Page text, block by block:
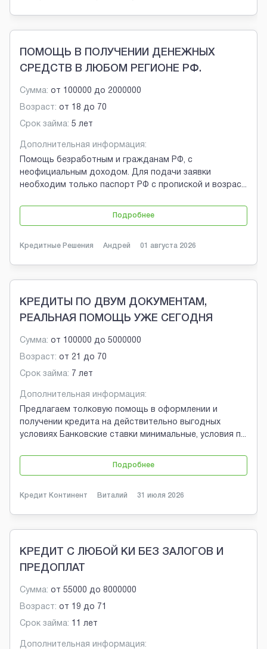
ПОМОЩЬ В ПОЛУЧЕНИИ ДЕНЕЖНЫХ
СРЕДСТВ В ЛЮБОМ РЕГИОНЕ РФ.
Сумма: от 100000 до 2000000
Возраст: от 18 до 70
Срок займа: 5 лет
Дополнительная информация:
Помощь безработным и гражданам РФ, с
неофициальным доходом. Для подачи заявки
необходим только паспорт РФ с пропиской и возрас...
Подробнее
Кредитные Решения Андрей 01 августа 2026
КРЕДИТЫ ПО ДВУМ ДОКУМЕНТАМ,
РЕАЛЬНАЯ ПОМОЩЬ УЖЕ СЕГОДНЯ
Сумма: от 100000 до 5000000
Возраст: от 21 до 70
Срок займа: 7 лет
Дополнительная информация:
Предлагаем толковую помощь в оформлении и
получении кредита на действительно выгодных
условиях Банковские ставки минимальные, условия п...
Подробнее
Кредит Континент Виталий 31 июля 2026
КРЕДИТ С ЛЮБОЙ КИ БЕЗ ЗАЛОГОВ И
ПРЕДОПЛАТ
Сумма: от 55000 до 8000000
Возраст: от 19 до 71
Срок займа: 11 лет
Дополнительная информация: